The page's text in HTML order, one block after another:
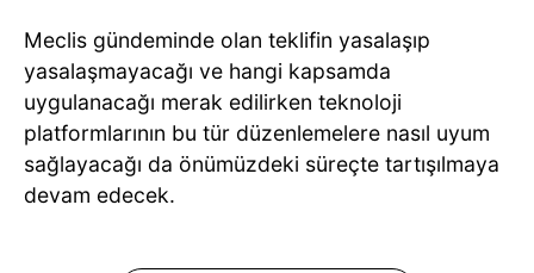
Meclis gündeminde olan teklifin yasalaşıp
yasalaşmayacağı ve hangi kapsamda
uygulanacağı merak edilirken teknoloji
platformlarının bu tür düzenlemelere nasıl uyum
sağlayacağı da önümüzdeki süreçte tartışılmaya
devam edecek.